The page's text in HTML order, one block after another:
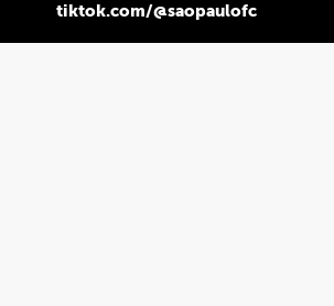
tiktok.com/@saopaulofc